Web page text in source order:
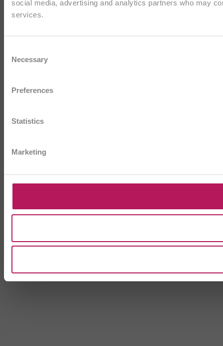
social media, advertising and analytics partners who may
services.
Selection
Necessary
Preferences
Statistics
Marketing